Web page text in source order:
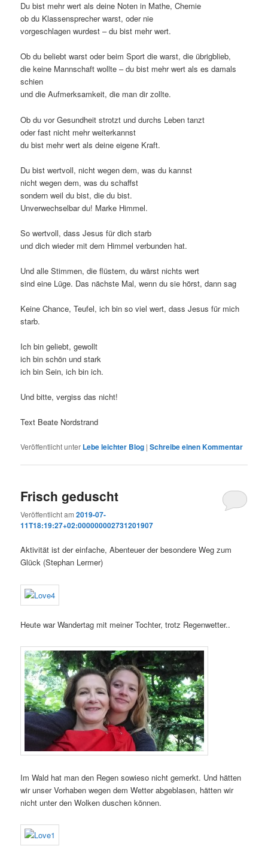
Du bist mehr wert als deine Noten in Mathe, Chemie
ob du Klassensprecher warst, oder nie
vorgeschlagen wurdest – du bist mehr wert.
Ob du beliebt warst oder beim Sport die warst, die übrigblieb,
die keine Mannschaft wollte – du bist mehr wert als es damals
schien
und die Aufmerksamkeit, die man dir zollte.
Ob du vor Gesundheit strotzt und durchs Leben tanzt
oder fast nicht mehr weiterkannst
du bist mehr wert als deine eigene Kraft.
Du bist wertvoll, nicht wegen dem, was du kannst
nicht wegen dem, was du schaffst
sondern weil du bist, die du bist.
Unverwechselbar du! Marke Himmel.
So wertvoll, dass Jesus für dich starb
und dich wieder mit dem Himmel verbunden hat.
Und alle Stimmen, die flüstern, du wärst nichts wert
sind eine Lüge. Das nächste Mal, wenn du sie hörst, dann sag
Keine Chance, Teufel, ich bin so viel wert, dass Jesus für mich
starb.
Ich bin geliebt, gewollt
ich bin schön und stark
ich bin Sein, ich bin ich.
Und bitte, vergiss das nicht!
Text Beate Nordstrand
Veröffentlicht unter Lebe leichter Blog |Schreibe einen Kommentar
Frisch geduscht
Veröffentlicht am2019-07-
11T18:19:27+02:000000002731201907
Aktivität ist der einfache, Abenteuer der besondere Weg zum
Glück (Stephan Lermer)
Heute war Wandertag mit meiner Tochter, trotz Regenwetter..
Im Wald hat man den Regen sowieso nicht gemerkt. Und hätten
wir unser Vorhaben wegen dem Wetter abgeblasen, hätten wir
nicht unter den Wolken duschen können.